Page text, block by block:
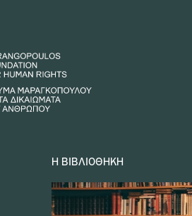
Η ΒΙΒΛΙΟΘΉΚΗ